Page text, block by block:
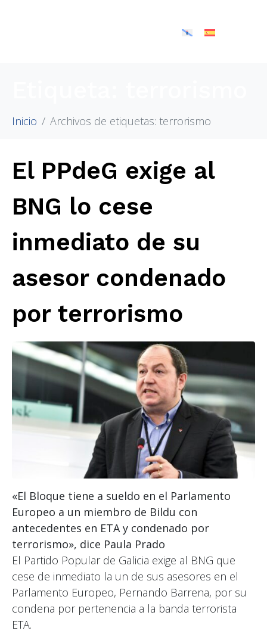
Inicio Archivos de etiquetas: terrorismo
El PPdeG exige al
BNG lo cese
inmediato de su
asesor condenado
por terrorismo
«El Bloque tiene a sueldo en el Parlamento
Europeo a un miembro de Bildu con
antecedentes en ETA y condenado por
terrorismo», dice Paula Prado
El Partido Popular de Galicia exige al BNG que
cese de inmediato la un de sus asesores en el
Parlamento Europeo, Pernando Barrena, por su
condena por pertenencia a la banda terrorista
ETA.